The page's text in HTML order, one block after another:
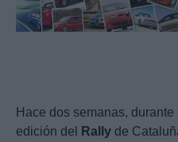
Hace dos semanas,
edición del
Rally de